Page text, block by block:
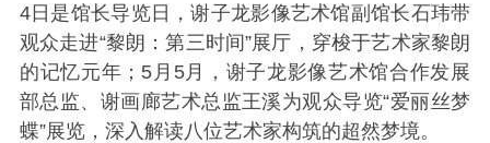
4日是馆长导览日，谢子龙影像艺术馆副馆长石玮带
观众走进“黎朗：第三时间”展厅，穿梭于艺术家黎朗
的记忆元年；5月5月，谢子龙影像艺术馆合作发展
部总监、谢画廊艺术总监王溪为观众导览“爱丽丝梦
蝶”展览，深入解读八位艺术家构筑的超然梦境。